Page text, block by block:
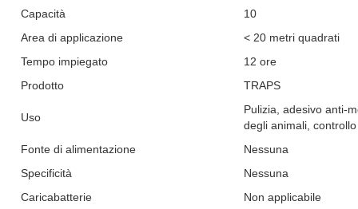
Capacità
10
Area di applicazione
< 20 metri quadrati
Tempo impiegato
12 ore
Prodotto
TRAPS
Uso
Pulizia, adesivo anti-
degli animali,
Fonte di alimentazione
Nessuna
Specificità
Nessuna
Caricabatterie
Non applicabile